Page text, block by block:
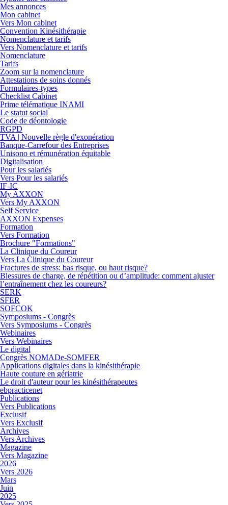
Mes annonces
Mon cabinet
Vers Mon cabinet
Convention Kinésithérapie
Nomenclature et tarifs
Vers Nomenclature et tarifs
Nomenclature
Tarifs
Zoom sur la nomenclature
Attestations de soins donnés
Formulaires-types
Checklist Cabinet
Prime télématique INAMI
Le statut social
Code de déontologie
RGPD
TVA | Nouvelle règle d'exonération
Banque-Carrefour des Entreprises
Unisono et rémunération équitable
Digitalisation
Pour les salariés
Vers Pour les salariés
IF-IC
My AXXON
Vers My AXXON
Self Service
AXXON Expenses
Formation
Vers Formation
Brochure "Formations"
La Clinique du Coureur
Vers La Clinique du Coureur
Fractures de stress: bas risque, ou haut risque?
Blessures de charge, de répétition ou d’amplitude: comment ajuster
l’entraînement chez les coureurs?
SERK
SFER
SOFCOK
Symposiums - Congrès
Vers Symposiums - Congrès
Webinaires
Vers Webinaires
Le digital
Congrès NOMADe-SOMFER
Applications digitales dans la kinésithérapie
Haute couture en gériatrie
Le droit d'auteur pour les kinésithérapeutes
ebpracticenet
Publications
Vers Publications
Exclusif
Vers Exclusif
Archives
Vers Archives
Magazine
Vers Magazine
2026
Vers 2026
Mars
Juin
2025